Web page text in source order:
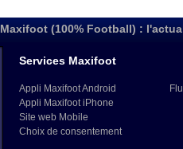
Maxifoot (100% Football) :
Services Maxifoot
Appli Maxifoot Android
Appli Maxifoot iPhone
Site web Mobile
Choix de consentement